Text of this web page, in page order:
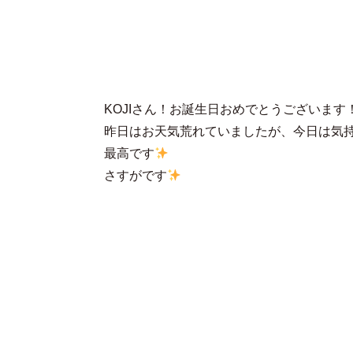
KOJIさん！お誕生日おめでとうございます
昨日はお天気荒れていましたが、今日は気
最高です
さすがです